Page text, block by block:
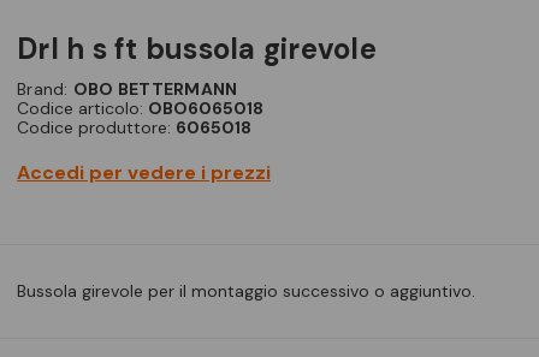
drl h s ft bussola girevole
Brand: OBO BETTERMANN
Codice articolo: OBO6065018
Codice produttore: 6065018
Accedi per vedere i prezzi
Bussola girevole per il montaggio successivo o aggiuntivo.